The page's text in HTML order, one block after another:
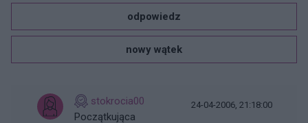
odpowiedz
nowy wątek
stokrocia00
Początkująca
24-04-2006, 21:18:00